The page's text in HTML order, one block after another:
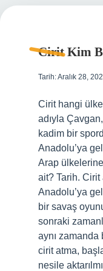
Cirit Kim
Tarih: Aralık 28,
Cirit hangi
adıyla
kadim bir
Anadolu’ya
Arap ülkelerine
ait? Tarih. Cirit
Anadolu’ya
bir savaş
sonraki
aynı zamanda
cirit atma,
nesile